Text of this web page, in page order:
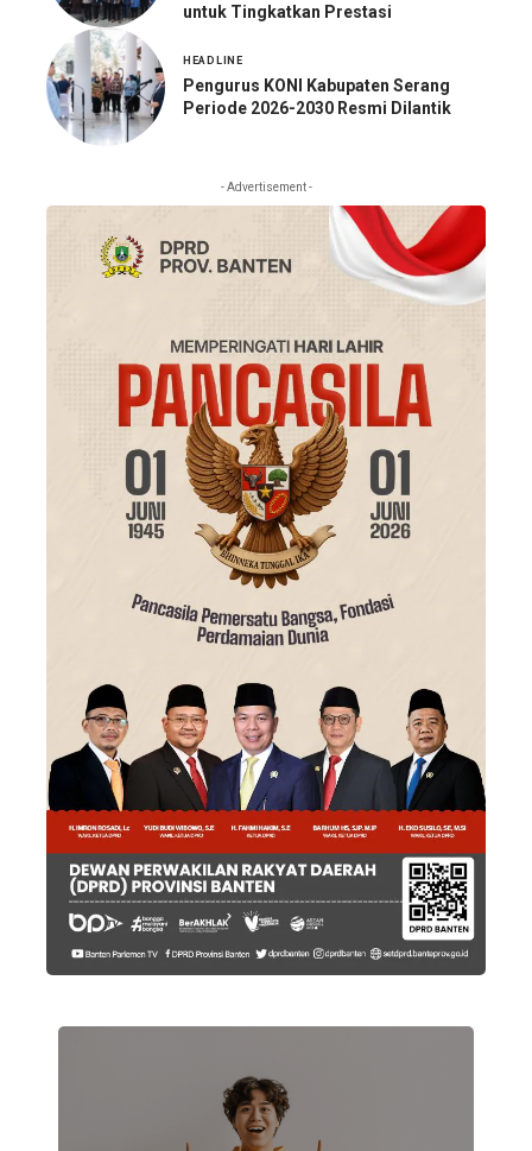
untuk Tingkatkan Prestasi
HEADLINE
Pengurus KONI Kabupaten Serang
Periode 2026-2030 Resmi Dilantik
- Advertisement -